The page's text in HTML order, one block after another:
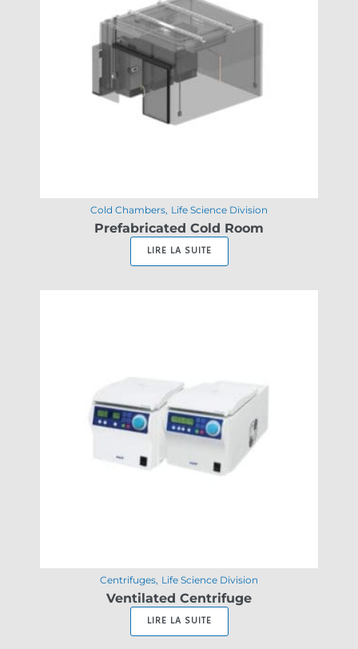
Cold Chambers Life Science Division
Prefabricated Cold Room
LIRE LA SUITE
Centrifuges Life Science Division
Ventilated Centrifuge
LIRE LA SUITE